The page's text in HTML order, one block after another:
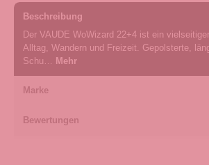
Beschreibung
Der VAUDE WoWizard 22+4 ist ein
Alltag, Wandern und Freizeit. Gepolsterte,
Schu…
Mehr
Marke
Bewertungen